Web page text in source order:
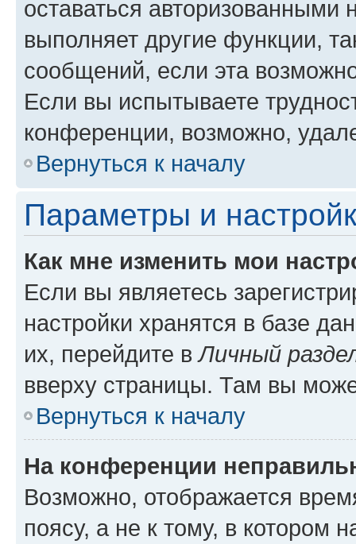
оставаться авторизованными
выполняет другие функции,
сообщений, если эта
Если вы испытываете
конференции, возможно,
Вернуться к началу
Параметры и
Как мне изменить мои
Если вы являетесь
настройки хранятся в базе
их, перейдите вЛичный
вверху страницы. Там вы
Вернуться к началу
На конференции
Возможно, отображается
поясу, а не к тому, в котором